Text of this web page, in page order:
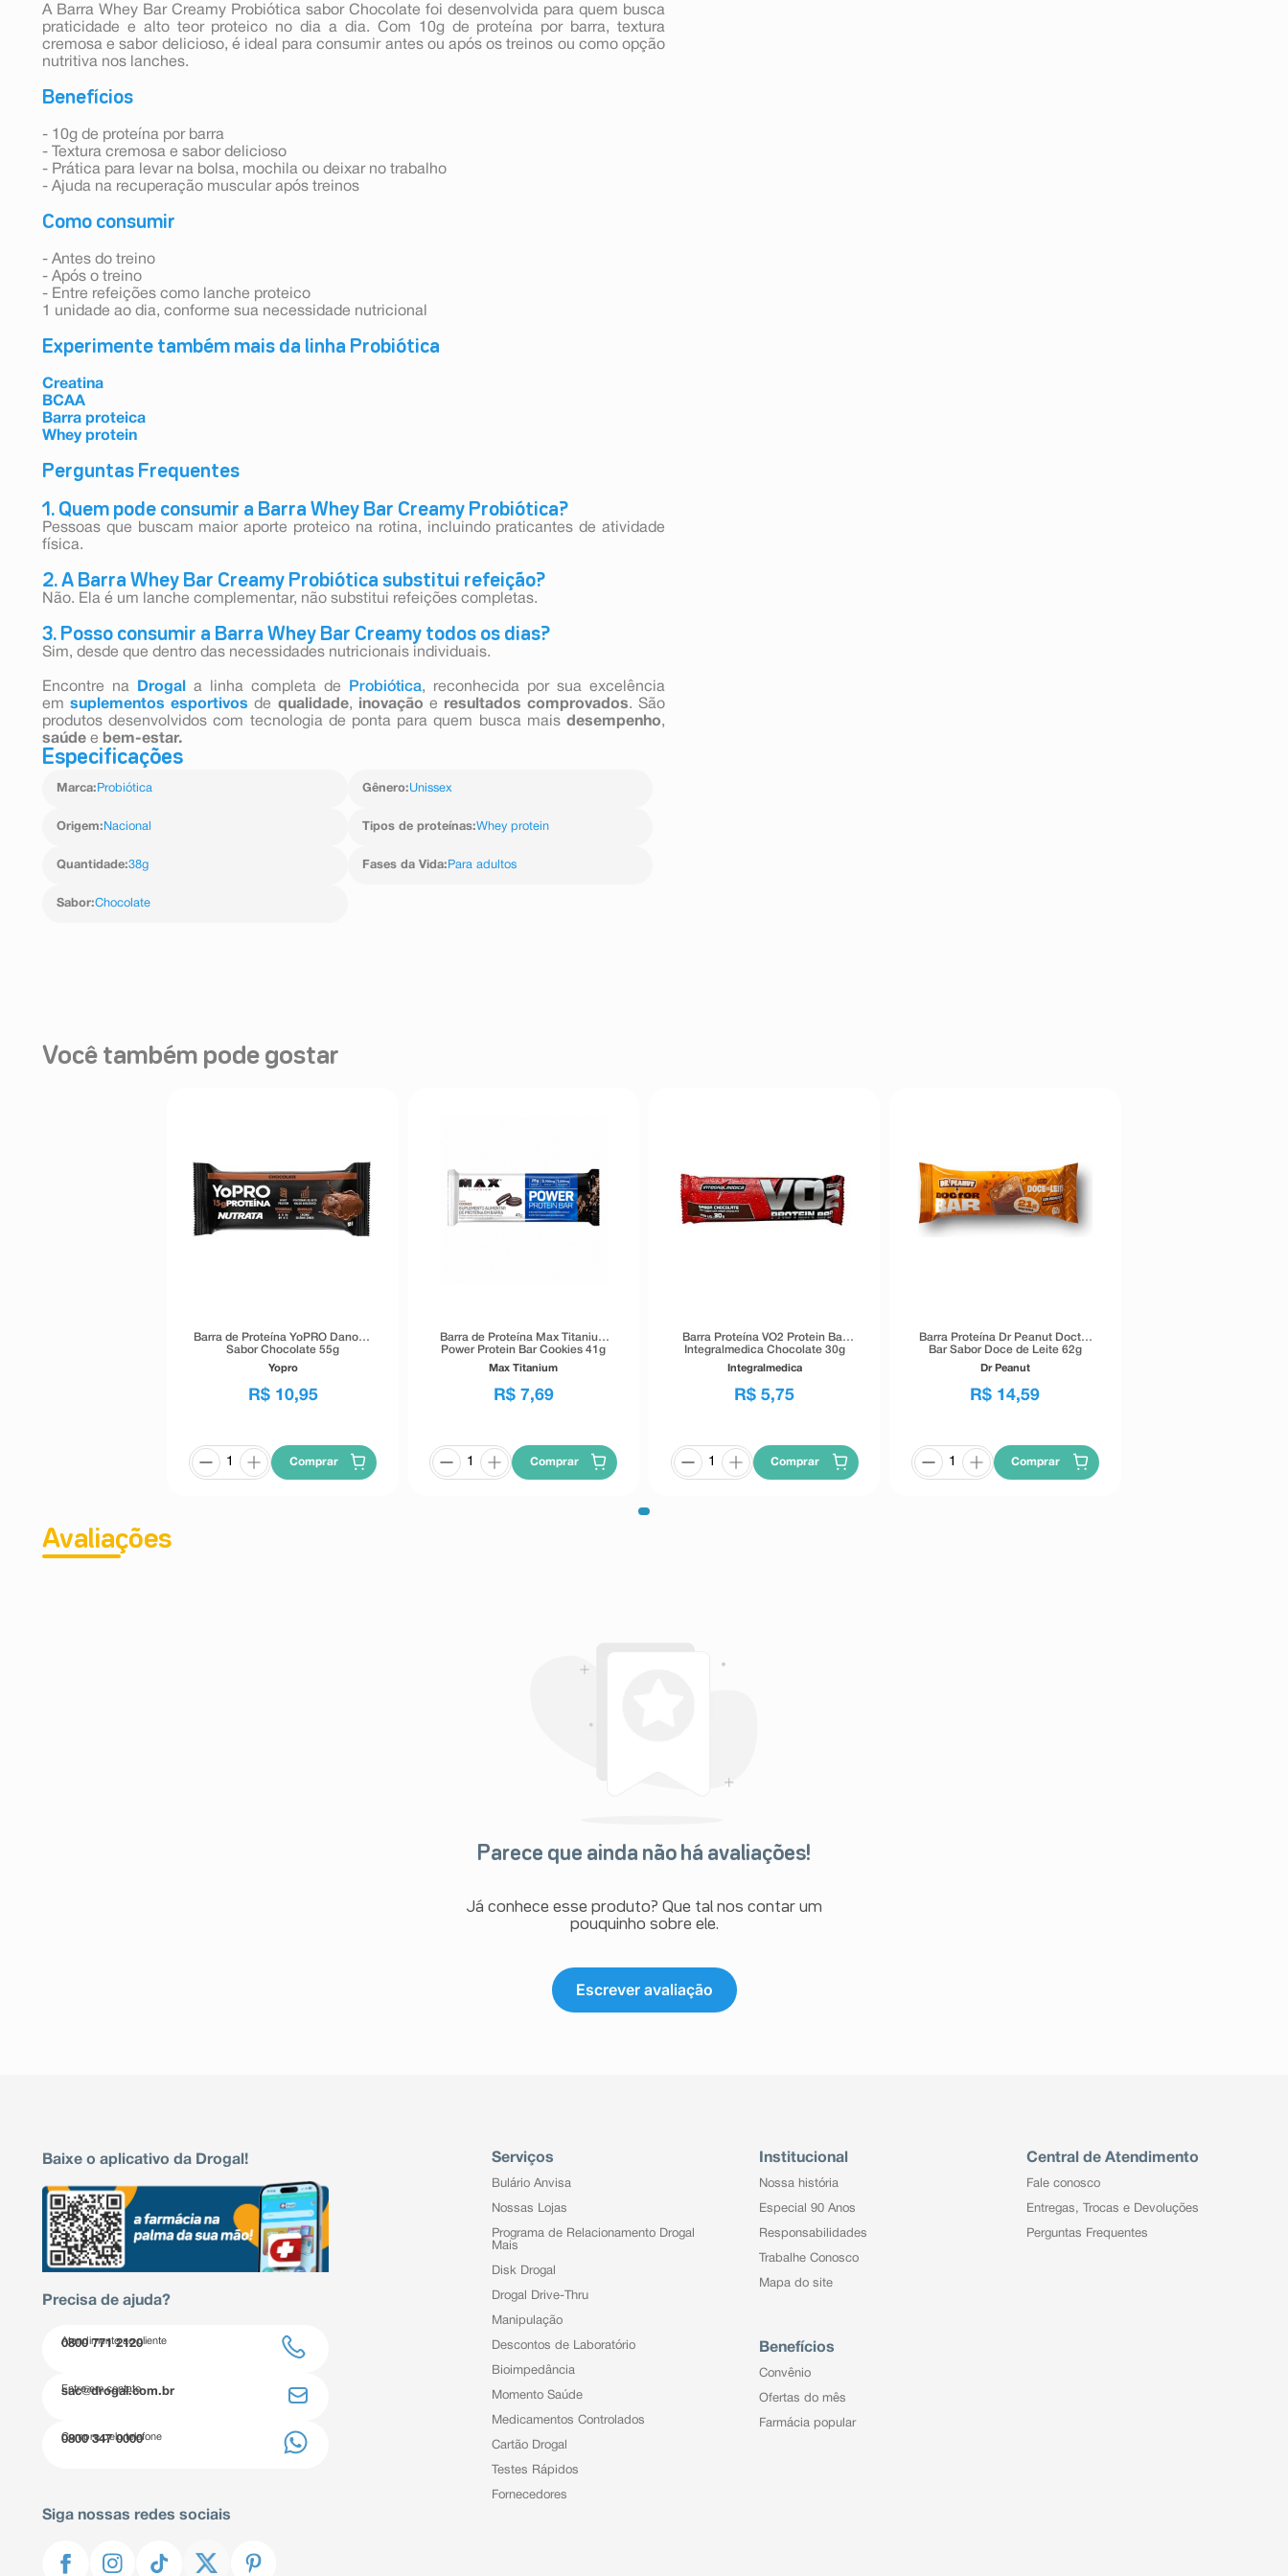
A Barra Whey Bar Creamy Probiótica sabor Chocolate foi desenvolvida para quem busca
praticidade e alto teor proteico no dia a dia. Com 10g de proteína por barra, textura
cremosa e sabor delicioso, é ideal para consumir antes ou após os treinos ou como opção
nutritiva nos lanches.
Benefícios
- 10g de proteína por barra
- Textura cremosa e sabor delicioso
- Prática para levar na bolsa, mochila ou deixar no trabalho
- Ajuda na recuperação muscular após treinos
Como consumir
- Antes do treino
- Após o treino
- Entre refeições como lanche proteico
1 unidade ao dia, conforme sua necessidade nutricional
Experimente também mais da linha Probiótica
Creatina
BCAA
Barra proteica
Whey protein
Perguntas Frequentes
1. Quem pode consumir a Barra Whey Bar Creamy Probiótica?
Pessoas que buscam maior aporte proteico na rotina, incluindo praticantes de atividade
física.
2. A Barra Whey Bar Creamy Probiótica substitui refeição?
Não. Ela é um lanche complementar, não substitui refeições completas.
3. Posso consumir a Barra Whey Bar Creamy todos os dias?
Sim, desde que dentro das necessidades nutricionais individuais.
Encontre na Drogal a linha completa de Probiótica, reconhecida por sua excelência
emsuplementos esportivos de qualidade, inovação e resultados comprovados. São
produtos desenvolvidos com tecnologia de ponta para quem busca mais desempenho,
saúde e bem-estar.
Especificações
Marca: Probiótica Gênero:Unissex
Origem: Nacional Tipos de proteínas:Whey protein
Quantidade:38g Fases da Vida: Para adultos
Sabor:Chocolate
Você também pode gostar
Barra de Proteína YoPRO Danone
Sabor Chocolate 55g
Yopro
R$ 10,95
Comprar
Barra de Proteína Max Titanium
Power Protein Bar Cookies 41g
Max Titanium
R$ 7,69
Comprar
Barra Proteína VO2 Protein Bar
Integralmedica Chocolate 30g
Integralmedica
R$ 5,75
Comprar
Barra Proteína Dr Peanut Doctor
Bar Sabor Doce de Leite 62g
Dr Peanut
R$ 14,59
Comprar
Avaliações
Parece que ainda não há avaliações!
Já conhece esse produto? Que tal nos contar um
pouquinho sobre ele.
Escrever avaliação
Baixe o aplicativo da Drogal!
Precisa de ajuda?
Atendimento ao cliente
0800 771 2120
Entre em contato
sac@drogal.com.br
Compre pelo telefone
0800 347 0000
Siga nossas redes sociais
Serviços
Bulário Anvisa
Nossas Lojas
Programa de Relacionamento Drogal
Mais
Disk Drogal
Drogal Drive-Thru
Manipulação
Descontos de Laboratório
Bioimpedância
Momento Saúde
Medicamentos Controlados
Cartão Drogal
Testes Rápidos
Fornecedores
Institucional
Nossa história
Especial 90 Anos
Responsabilidades
Trabalhe Conosco
Mapa do site
Benefícios
Convênio
Ofertas do mês
Farmácia popular
Central de Atendimento
Fale conosco
Entregas, Trocas e Devoluções
Perguntas Frequentes